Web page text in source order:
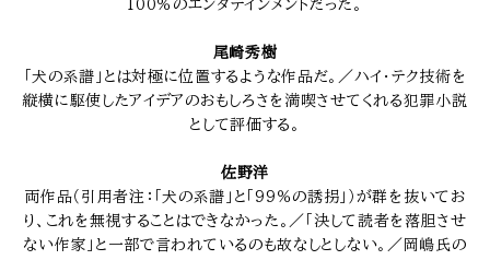
100％のエンタテインメントだった。
尾崎秀樹
「犬の系譜」とは対極に位置するような作品だ。／ハイ・テク技術を
縦横に駆使したアイデアのおもしろさを満喫させてくれる犯罪小説
として評価する。
佐野洋
両作品（引用者注：「犬の系譜」と「99％の誘拐」）が群を抜いてお
り、これを無視することはできなかった。／「決して読者を落胆させ
ない作家」と一部で言われているのも故なしとしない。／岡嶋氏の